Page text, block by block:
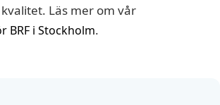
Läs mer om vår
BRF i Stockholm.